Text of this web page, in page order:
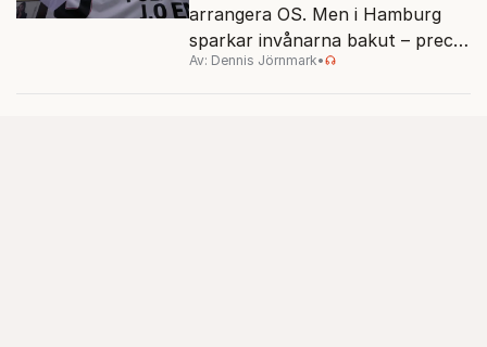
arrangera OS. Men i Hamburg
sparkar invånarna bakut – precis
som de gjort tidigare i Paris,
Av: Dennis Jörnmark•